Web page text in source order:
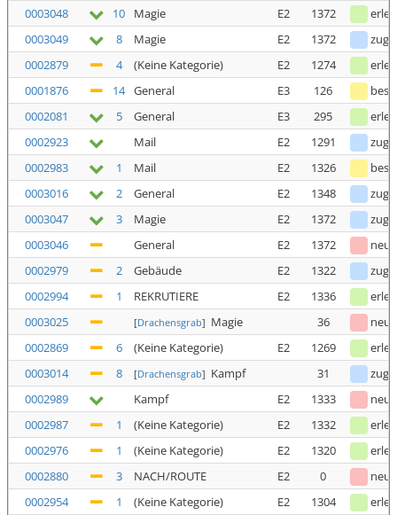
0003048
10 Magie E2 1372
0003049
8 Magie E2 1372
0002879
4 (Keine Kategorie) E2 1274
0001876
14 General E3 126
0002081
5 General E3 295
0002923
Mail E2 1291
0002983
1 Mail E2 1326
0003016
2 General E2 1348
0003047
3 Magie E2 1372
0003046
General E2 1372
neu
0002979
2 Gebäude E2 1322
0002994
1 REKRUTIERE E2 1336
0003025
[Drachensgrab] Magie 36
neu
0002869
6 (Keine Kategorie) E2 1269
0003014
8 [Drachensgrab] Kampf 31
0002989
Kampf E2 1333
neu
0002987
1 (Keine Kategorie) E2 1332
0002976
1 (Keine Kategorie) E2 1320
0002880
3 NACH/ROUTE E2 0
neu
0002954
1 (Keine Kategorie) E2 1304